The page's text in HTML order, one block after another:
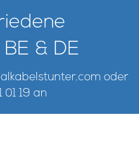
& DE
oder
01 19 an